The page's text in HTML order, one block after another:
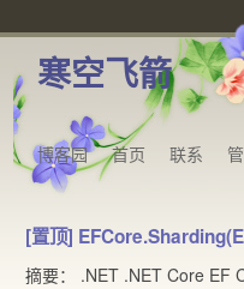
寒空飞箭
博客园 首页 联系
[置顶]
摘要： .NET .NET Core EF